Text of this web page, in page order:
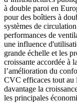
à double paroi en
pour des boîtiers à
systèmes de
performances de
une influence
grande échelle et les
croissante accordée à
l’amélioration du
CVC efficaces tout au
davantage la
les principales